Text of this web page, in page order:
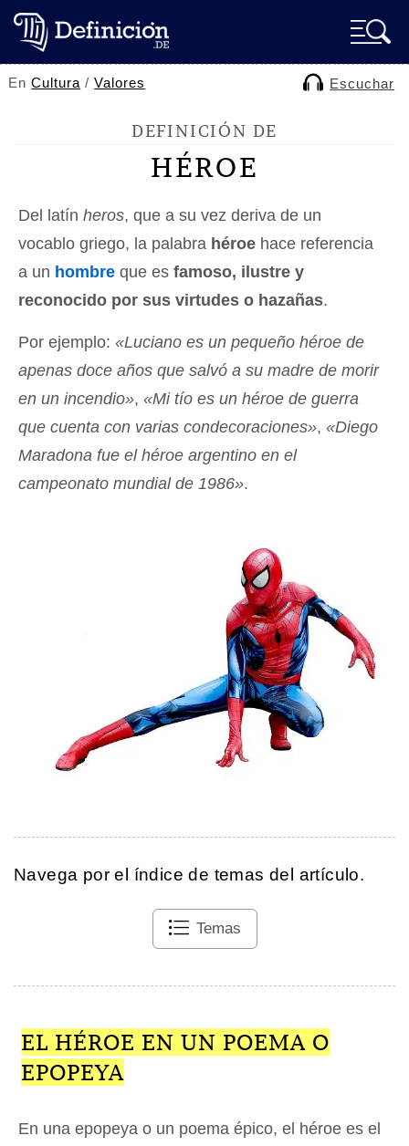
EnCultura /Valores Escuchar
DEFINICIÓN DE
HÉROE
Del latín heros, que a su vez deriva de un
vocablo griego, la palabra héroe hace referencia
a un hombre que es famoso, ilustre y
reconocido por sus virtudes o hazañas.
Por ejemplo: «Luciano es un pequeño héroe de
apenas doce años que salvó a su madre de morir
en un incendio», «Mi tío es un héroe de guerra
que cuenta con varias condecoraciones», «Diego
Maradona fue el héroe argentino en el
campeonato mundial de 1986».
Navega por el índice de temas del artículo.
Temas
EL HÉROE EN UN POEMA O
EPOPEYA
En una epopeya o un poema épico, el héroe es el